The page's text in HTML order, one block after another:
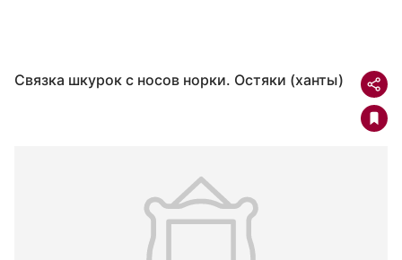
Связка шкурок с носов норки. Остяки (ханты)